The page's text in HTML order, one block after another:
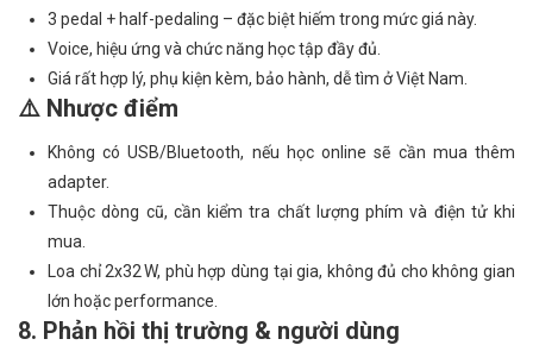
3 pedal + half-pedaling – đặc biệt hiếm trong mức giá này.
Voice, hiệu ứng và chức năng học tập đầy đủ.
Giá rất hợp lý, phụ kiện kèm, bảo hành, dễ tìm ở Việt Nam.
⚠️ Nhược điểm
Không có USB/Bluetooth, nếu học online sẽ cần mua thêm
adapter.
Thuộc dòng cũ, cần kiểm tra chất lượng phím và điện tử khi
mua.
Loa chỉ 2x32 W, phù hợp dùng tại gia, không đủ cho không gian
lớn hoặc performance.
8. Phản hồi thị trường & người dùng